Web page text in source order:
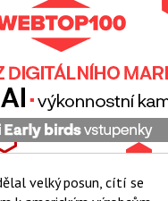
velký posun, cítí se